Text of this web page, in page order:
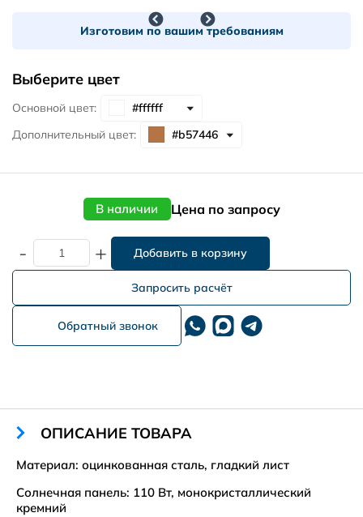
Изготовим по вашим требованиям
Выберите цвет
Основной цвет:
Дополнительный цвет:
В наличии Цена по запросу
- +
Запросить расчёт
Обратный звонок
ОПИСАНИЕ ТОВАРА
Материал: оцинкованная сталь, гладкий лист
Солнечная панель: 110 Вт, монокристаллический
кремний